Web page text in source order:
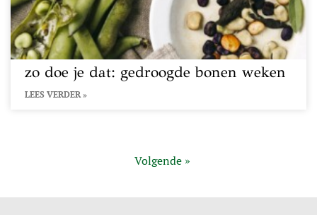
zo doe je dat: gedroogde bonen weken
LEES VERDER »
Volgende »